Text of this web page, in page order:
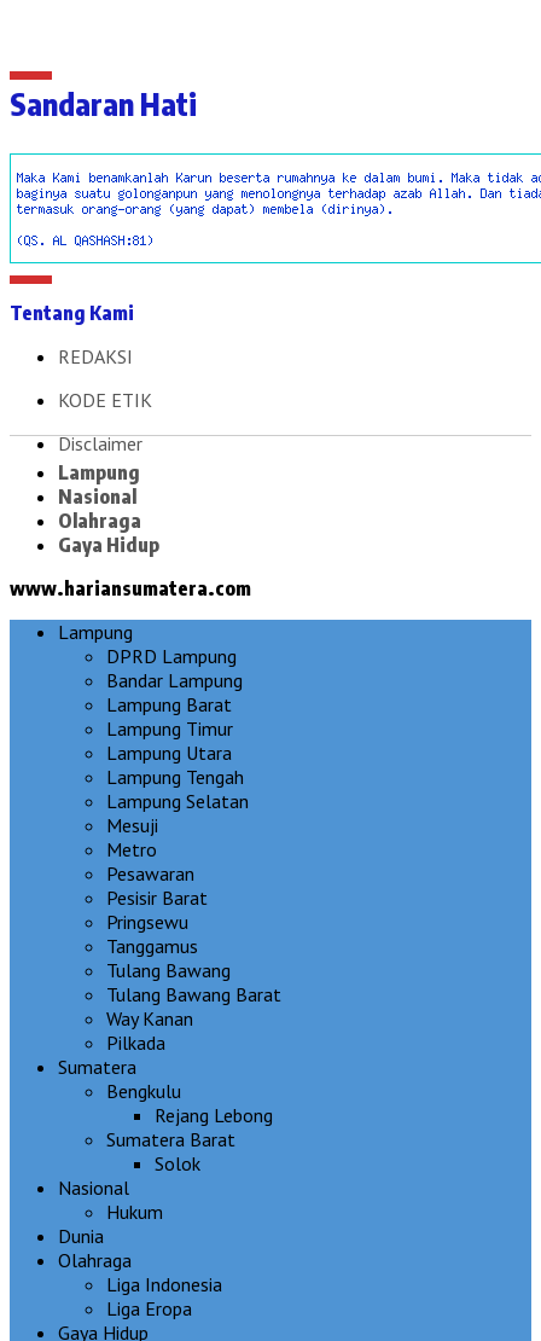
Sandaran Hati
Tentang Kami
REDAKSI
KODE ETIK
Disclaimer
Lampung
Nasional
Olahraga
Gaya Hidup
www.hariansumatera.com
Lampung
DPRD Lampung
Bandar Lampung
Lampung Barat
Lampung Timur
Lampung Utara
Lampung Tengah
Lampung Selatan
Mesuji
Metro
Pesawaran
Pesisir Barat
Pringsewu
Tanggamus
Tulang Bawang
Tulang Bawang Barat
Way Kanan
Pilkada
Sumatera
Bengkulu
Rejang Lebong
Sumatera Barat
Solok
Nasional
Hukum
Dunia
Olahraga
Liga Indonesia
Liga Eropa
Gaya Hidup